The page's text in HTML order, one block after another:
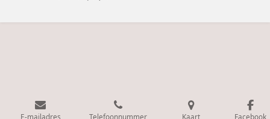
E-mailadres Telefoonnummer Kaart Facebook